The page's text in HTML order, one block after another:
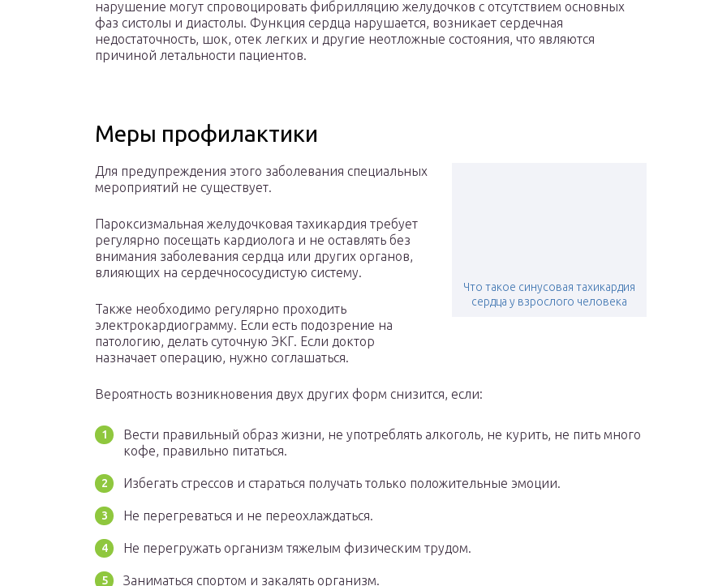
нарушение могут спровоцировать фибрилляцию желудочков с отсутствием основных
фаз систолы и диастолы. Функция сердца нарушается, возникает сердечная
недостаточность, шок, отек легких и другие неотложные состояния, что являются
причиной летальности пациентов.
Меры профилактики
Что такое синусовая тахикардия
сердца у взрослого человека
Для предупреждения этого заболевания специальных
мероприятий не существует.
Пароксизмальная желудочковая тахикардия требует
регулярно посещать кардиолога и не оставлять без
внимания заболевания сердца или других органов,
влияющих на сердечнососудистую систему.
Также необходимо регулярно проходить
электрокардиограмму. Если есть подозрение на
патологию, делать суточную ЭКГ. Если доктор
назначает операцию, нужно соглашаться.
Вероятность возникновения двух других форм снизится, если:
Вести правильный образ жизни, не употреблять алкоголь, не курить, не пить много
кофе, правильно питаться.
Избегать стрессов и стараться получать только положительные эмоции.
Не перегреваться и не переохлаждаться.
Не перегружать организм тяжелым физическим трудом.
Заниматься спортом и закалять организм.